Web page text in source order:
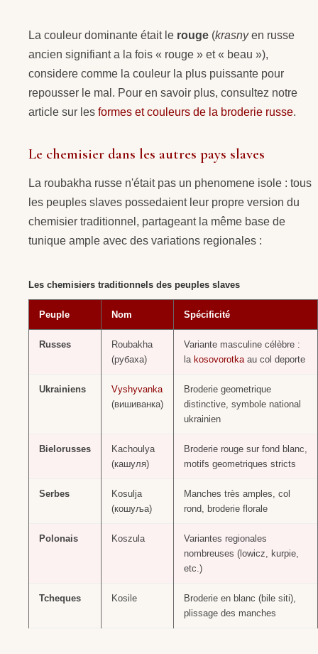
La couleur dominante était le rouge (krasnyen russe
ancien signifiant a la fois « rouge » et « beau »),
considere comme la couleur la plus puissante pour
repousser le mal. Pour en savoir plus, consultez notre
article sur les formes et couleurs de la broderie russe.
Le chemisier dans les autres pays slaves
La roubakha russe n'était pas un phenomene isole : tous
les peuples slaves possedaient leur propre version du
chemisier traditionnel, partageant la même base de
tunique ample avec des variations regionales :
Les chemisiers traditionnels des peuples slaves
Peuple Nom Spécificité
Russes
Roubakha
(рубаха)
Variante masculine célèbre :
la kosovorotka au col deporte
Ukrainiens
Vyshyvanka
(вишиванка)
Broderie geometrique
distinctive, symbole national
ukrainien
Bielorusses
Kachoulya
(кашуля)
Broderie rouge sur fond blanc,
motifs geometriques stricts
Serbes
Kosulja
(кошуља)
Manches très amples, col
rond, broderie florale
Polonais Koszula
Variantes regionales
nombreuses (lowicz, kurpie,
etc.)
Tcheques Kosile
Broderie en blanc (bile siti),
plissage des manches